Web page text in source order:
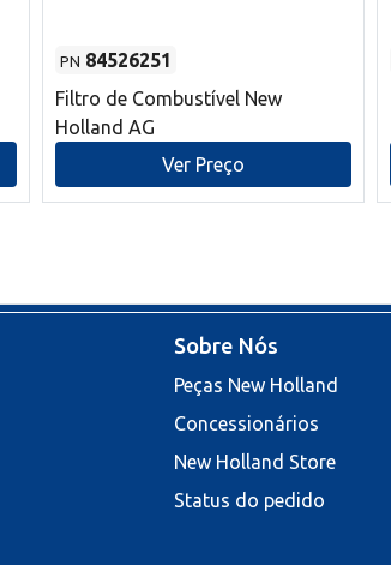
PN 84526251
Filtro de Combustível New
Holland AG
Ver Preço
Sobre Nós
Peças New Holland
Concessionários
New Holland Store
Status do pedido